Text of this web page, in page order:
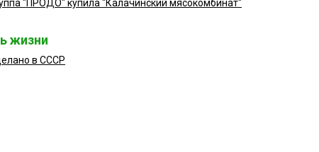
"ПРОДО" купила "Калачинский мясокомбинат"
жизни
в СССР